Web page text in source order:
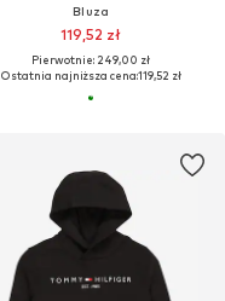
Bluza
119,52 zł
Pierwotnie: 249,00 zł
Ostatnia najniższa cena:119,52 zł